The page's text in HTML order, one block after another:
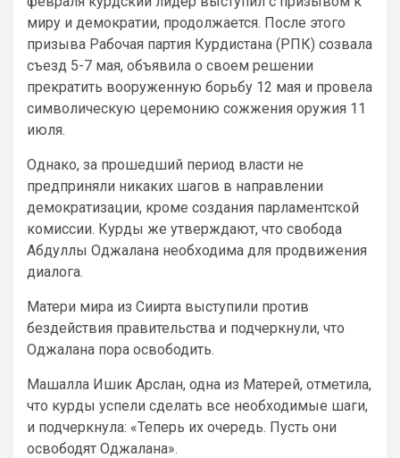
миру и демократии, продолжается. После этого
призыва Рабочая партия Курдистана (РПК) созвала
съезд 5-7 мая, объявила о своем решении
прекратить вооруженную борьбу 12 мая и провела
символическую церемонию сожжения оружия 11
июля.
Однако, за прошедший период власти не
предприняли никаких шагов в направлении
демократизации, кроме создания парламентской
комиссии. Курды же утверждают, что свобода
Абдуллы Оджалана необходима для продвижения
диалога.
Матери мира из Сиирта выступили против
бездействия правительства и подчеркнули, что
Оджалана пора освободить.
Машалла Ишик Арслан, одна из Матерей, отметила,
что курды успели сделать все необходимые шаги,
и подчеркнула: «Теперь их очередь. Пусть они
освободят Оджалана».